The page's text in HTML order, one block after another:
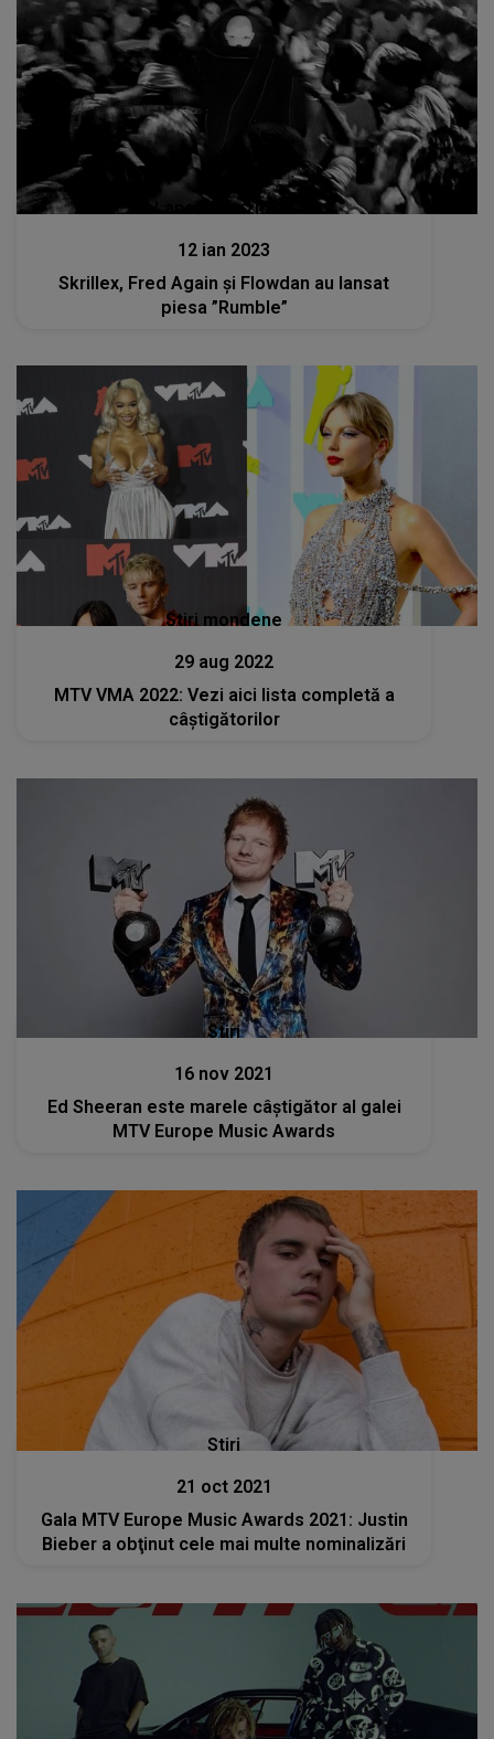
Lansări muzicale
12 ian 2023
Skrillex, Fred Again și Flowdan au lansat
piesa ”Rumble”
Stiri mondene
29 aug 2022
MTV VMA 2022: Vezi aici lista completă a
câștigătorilor
Stiri
16 nov 2021
Ed Sheeran este marele câștigător al galei
MTV Europe Music Awards
Stiri
21 oct 2021
Gala MTV Europe Music Awards 2021: Justin
Bieber a obţinut cele mai multe nominalizări